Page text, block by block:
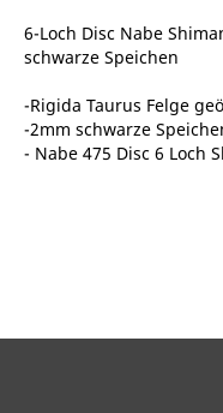
6-Loch Disc Nabe
schwarze Speichen
-Rigida Taurus Felge
-2mm schwarze
- Nabe 475 Disc 6 Loch